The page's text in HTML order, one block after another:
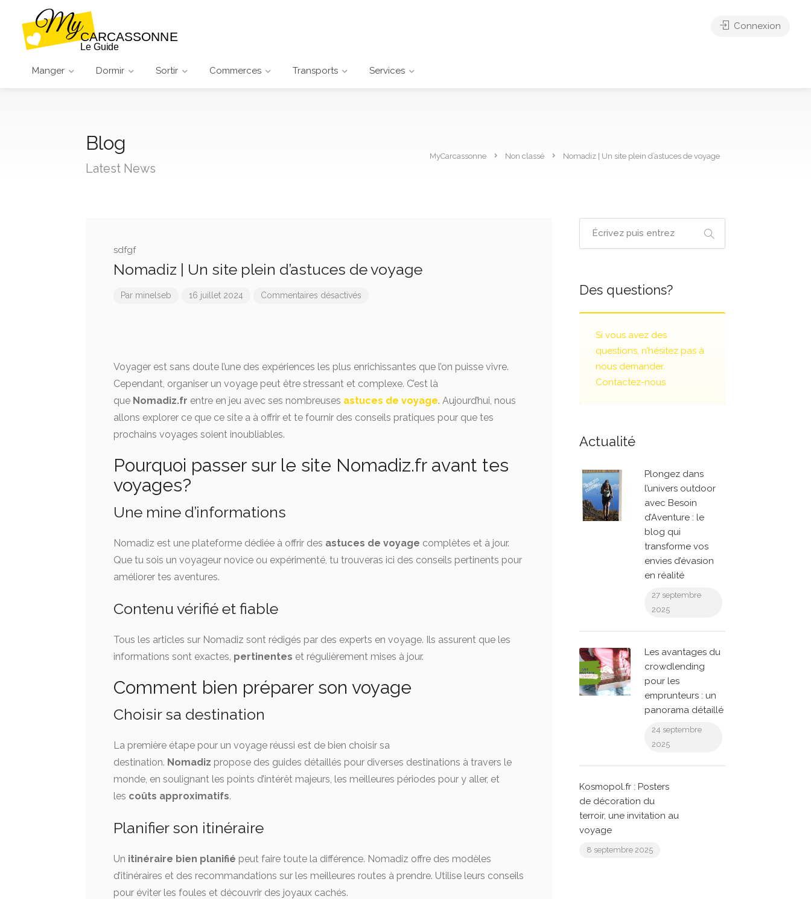
Manger Dormir Sortir Commerces Transports Services
Connexion
Blog
Latest News
MyCarcassonne Non classé Nomadiz | Un site plein d’astuces de voyage
sdfgf
Nomadiz | Un site plein d’astuces de voyage
Par minelseb 16 juillet 2024 Commentaires désactivés
Voyager est sans doute l’une des expériences les plus enrichissantes que l’on puisse vivre.
Cependant, organiser un voyage peut être stressant et complexe. C’est là
que Nomadiz.fr entre en jeu avec ses nombreuses astuces de voyage. Aujourd’hui, nous
allons explorer ce que ce site a à offrir et te fournir des conseils pratiques pour que tes
prochains voyages soient inoubliables.
Pourquoi passer sur le site Nomadiz.fr avant tes
voyages?
Une mine d’informations
Nomadiz est une plateforme dédiée à offrir des astuces de voyage complètes et à jour.
Que tu sois un voyageur novice ou expérimenté, tu trouveras ici des conseils pertinents pour
améliorer tes aventures.
Contenu vérifié et fiable
Tous les articles sur Nomadiz sont rédigés par des experts en voyage. Ils assurent que les
informations sont exactes, pertinentes et régulièrement mises à jour.
Comment bien préparer son voyage
Choisir sa destination
La première étape pour un voyage réussi est de bien choisir sa
destination. Nomadiz propose des guides détaillés pour diverses destinations à travers le
monde, en soulignant les points d’intérêt majeurs, les meilleures périodes pour y aller, et
les coûts approximatifs.
Planifier son itinéraire
Un itinéraire bien planifié peut faire toute la différence. Nomadiz offre des modèles
d’itinéraires et des recommandations sur les meilleures routes à prendre. Utilise leurs conseils
pour éviter les foules et découvrir des joyaux cachés.
Des questions?
Si vous avez des
questions, n’hésitez pas à
nous demander.
Contactez-nous
Actualité
Plongez dans
l’univers outdoor
avec Besoin
d’Aventure : le
blog qui
transforme vos
envies d’évasion
en réalité
27 septembre
2025
Les avantages du
crowdlending
pour les
emprunteurs : un
panorama détaillé
24 septembre
2025
Kosmopol.fr : Posters
de décoration du
terroir, une invitation au
voyage
8 septembre 2025